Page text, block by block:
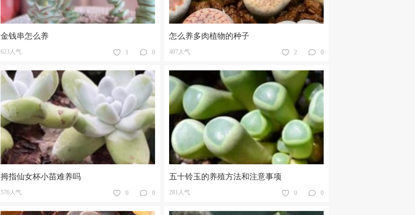
金钱串怎么养
623人气 1 0
怎么养多肉植物的种子
407人气 2 0
拇指仙女杯小苗难养吗
576人气 0 0
五十铃玉的养殖方法和注意事项
281人气 0 0